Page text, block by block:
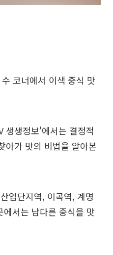
코너에서 이색 중식 맛
생생정보'에서는 결정적
가 맛의 비법을 알아본
업단지역, 이곡역, 계명
서는 남다른 중식을 맛